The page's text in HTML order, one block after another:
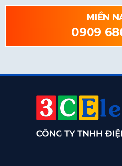
MIỀN
0909